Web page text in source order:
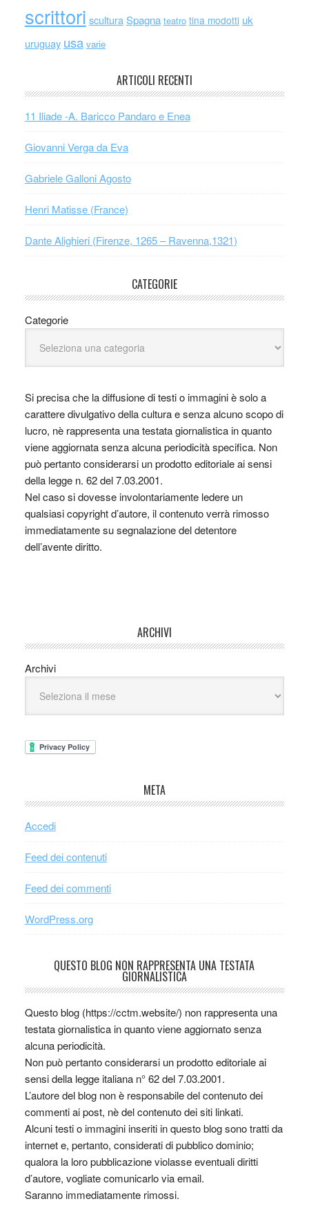
scrittori scultura Spagna teatro tina modotti uk
uruguay usa varie
ARTICOLI RECENTI
11 Iliade -A. Baricco Pandaro e Enea
Giovanni Verga da Eva
Gabriele Galloni Agosto
Henri Matisse (France)
Dante Alighieri (Firenze, 1265 – Ravenna,1321)
CATEGORIE
Categorie
Si precisa che la diffusione di testi o immagini è solo a
carattere divulgativo della cultura e senza alcuno scopo di
lucro, nè rappresenta una testata giornalistica in quanto
viene aggiornata senza alcuna periodicità specifica. Non
può pertanto considerarsi un prodotto editoriale ai sensi
della legge n. 62 del 7.03.2001.
Nel caso si dovesse involontariamente ledere un
qualsiasi copyright d’autore, il contenuto verrà rimosso
immediatamente su segnalazione del detentore
dell’avente diritto.
ARCHIVI
Archivi
META
Accedi
Feed dei contenuti
Feed dei commenti
WordPress.org
QUESTO BLOG NON RAPPRESENTA UNA TESTATA
GIORNALISTICA
Questo blog (https://cctm.website/) non rappresenta una
testata giornalistica in quanto viene aggiornato senza
alcuna periodicità.
Non può pertanto considerarsi un prodotto editoriale ai
sensi della legge italiana n° 62 del 7.03.2001.
L’autore del blog non è responsabile del contenuto dei
commenti ai post, nè del contenuto dei siti linkati.
Alcuni testi o immagini inseriti in questo blog sono tratti da
internet e, pertanto, considerati di pubblico dominio;
qualora la loro pubblicazione violasse eventuali diritti
d’autore, vogliate comunicarlo via email.
Saranno immediatamente rimossi.